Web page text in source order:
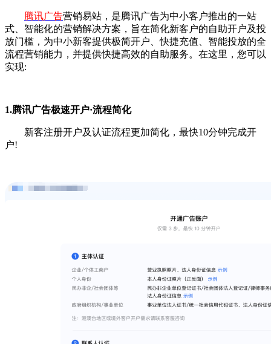
腾讯广告营销易站，是腾讯广告为中小客户推出的一站
式、智能化的营销解决方案，旨在简化新客户的自助开户及投
放门槛，为中小新客提供极简开户、快捷充值、智能投放的全
流程营销能力，并提供快捷高效的自助服务。在这里，您可以
实现:
1.腾讯广告极速开户·流程简化
新客注册开户及认证流程更加简化，最快10分钟完成开
户!